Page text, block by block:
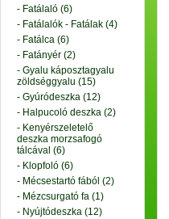
- Fatálaló (6)
- Fatálalók - Fatálak (4)
- Fatálca (6)
- Fatányér (2)
- Gyalu káposztagyalu
zöldséggyalu (15)
- Gyúródeszka (12)
- Halpucoló deszka (2)
- Kenyérszeletelő
deszka morzsafogó
tálcával (6)
- Klopfoló (6)
- Mécsestartó fából (2)
- Mézcsurgató fa (1)
- Nyújtódeszka (12)